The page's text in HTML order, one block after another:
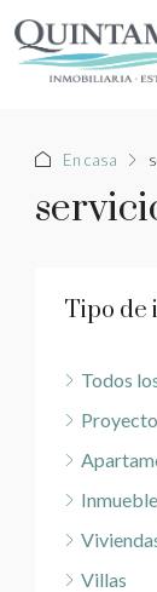
En casa
Tipo de
Todos
Villas